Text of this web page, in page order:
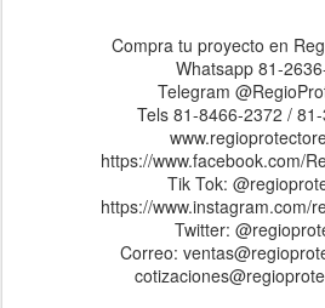
Compra tu proyecto en
Whatsapp 81-
Telegram
Tels 81-8466-2372 /
https://www.facebook.com/
Tik Tok:
https://www.instagram.com/
Twitter:
Correo: